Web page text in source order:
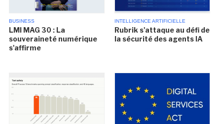
BUSINESS
LMI MAG 30 : La
souveraineté numérique
s'affirme
INTELLIGENCE ARTIFICIELLE
Rubrik s'attaque au défi de
la sécurité des agents IA